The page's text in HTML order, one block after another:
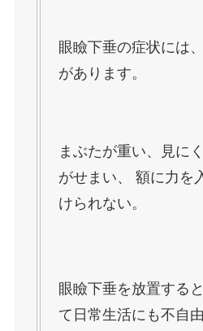
眼瞼下垂の症状には
があります。
まぶたが重い、見に
がせまい、 額に力を
けられない。
眼瞼下垂を放置する
て日常生活にも不自